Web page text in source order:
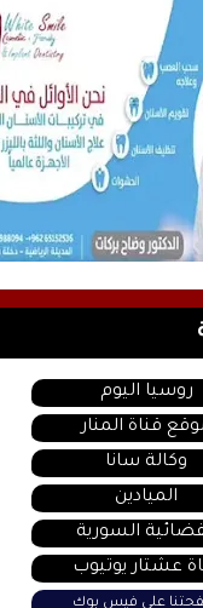
روسيا اليوم
قناة المنار
وكالة سانا
الميادين
السورية
عشتار يوتيوب
على فيس بوك